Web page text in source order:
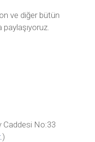
ve diğer bütün
paylaşıyoruz.
Caddesi No:33
.)